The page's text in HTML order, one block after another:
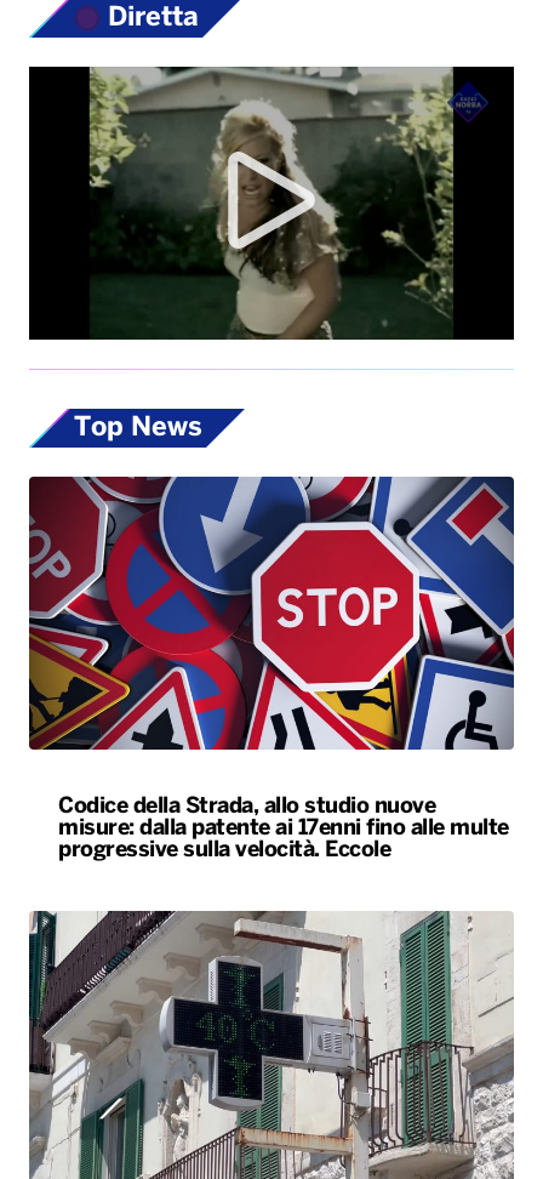
Diretta
Top News
Codice della Strada, allo studio nuove
misure: dalla patente ai 17enni fino alle multe
progressive sulla velocità. Eccole